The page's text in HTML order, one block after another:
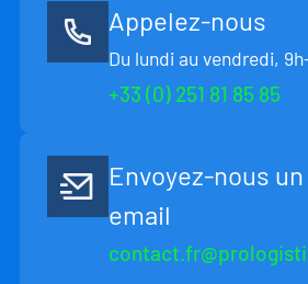
Appelez-nous
Du lundi au vendredi,
+33 (0) 251 81 85 85
Envoyez-nous un
email